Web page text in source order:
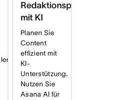
Redaktionsplan
mit KI
Planen Sie
Content
effizient mit
KI-
Unterstützung.
Nutzen Sie
Asana AI für